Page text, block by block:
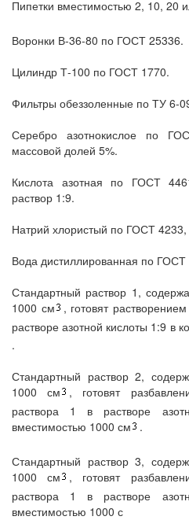
Пипетки вместимостью 2, 10, 20
Воронки В-36-80 по ГОСТ 25336.
Цилиндр Т-100 по ГОСТ 1770.
Фильтры обеззоленные по ТУ 6-
Серебро азотнокислое по
массовой долей 5%.
Кислота азотная по ГОСТ
раствор 1:9.
Натрий хлористый по ГОСТ 4233,
Вода дистиллированная по ГОСТ
Стандартный раствор 1,
1000 см
, готовят
растворе азотной кислоты 1:9 в
.
Стандартный раствор 2,
1000 см
, готовят
раствора 1 в растворе
вместимостью 1000 см
.
Стандартный раствор 3,
1000 см
, готовят
раствора 1 в растворе
вместимостью 1000 с